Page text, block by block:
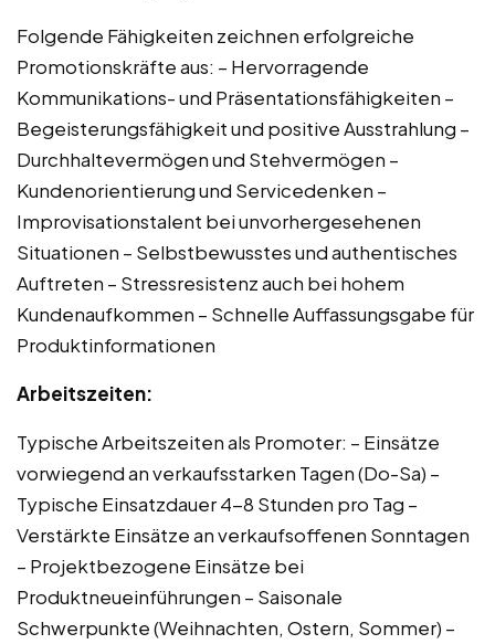
Folgende Fähigkeiten zeichnen erfolgreiche
Promotionskräfte aus: – Hervorragende
Kommunikations- und Präsentationsfähigkeiten –
Begeisterungsfähigkeit und positive Ausstrahlung –
Durchhaltevermögen und Stehvermögen –
Kundenorientierung und Servicedenken –
Improvisationstalent bei unvorhergesehenen
Situationen – Selbstbewusstes und authentisches
Auftreten – Stressresistenz auch bei hohem
Kundenaufkommen – Schnelle Auffassungsgabe für
Produktinformationen
Arbeitszeiten:
Typische Arbeitszeiten als Promoter: – Einsätze
vorwiegend an verkaufsstarken Tagen (Do-Sa) –
Typische Einsatzdauer 4-8 Stunden pro Tag –
Verstärkte Einsätze an verkaufsoffenen Sonntagen
– Projektbezogene Einsätze bei
Produktneueinführungen – Saisonale
Schwerpunkte (Weihnachten, Ostern, Sommer) –